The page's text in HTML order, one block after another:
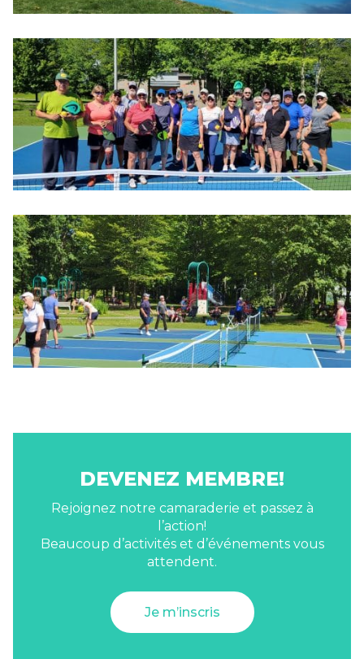
DEVENEZ MEMBRE!
Rejoignez notre camaraderie et passez à
l’action!
Beaucoup d’activités et d’événements vous
attendent.
Je m’inscris